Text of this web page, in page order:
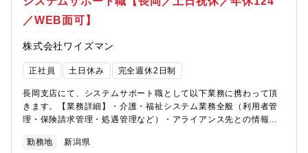
本的な考え方】 当グループは、盤石な財務基盤を維持しつつ、
「ライスイノベーションカンパニー」の実現に向けた国内外での
な財務基盤の維持に関しては、自己資本比率の水準を60%程度に
保っているほか、国内金融機関におけるコミットメントライン等
の資金枠を確保しており、機動的な資金調達ができる体制を構築
資本コストの低減に努めるとともに、営業キャッシュ・フローに
よる十分な債務償還能力を前提に、資金調達には負債の活用も行
い、資本コストの低減および資本効率の向上にも努めていま
す。 設備投資に関しては、企業価値の向上に資する成長のため
／WEB面可】
株式会社ワイズマン
正社員 土日休み 完全週休2日制
長岡支店にて、システムサポート職として以下業務に携わって頂
きます。【業務詳細】・介護・福祉システム業務全般（利用者管
理・保険請求管理・処遇管理など）・アライアンス先との情報連
るマニュアル作成・拠点に対しての研修業務・システム導入時の
勤務地 新潟県